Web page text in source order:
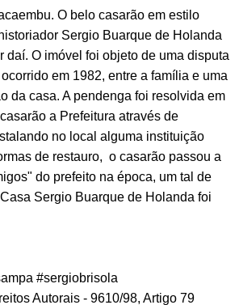
O belo casarão em estilo
Sergio Buarque de Holanda
O imóvel foi objeto de uma disputa
em 1982, entre a família e uma
da casa. A pendenga foi resolvida em
a Prefeitura através de
no local alguma instituição
de restauro, o casarão passou a
do prefeito na época, um tal de
Sergio Buarque de Holanda foi
#sergiobrisola
Autorais - 9610/98, Artigo 79